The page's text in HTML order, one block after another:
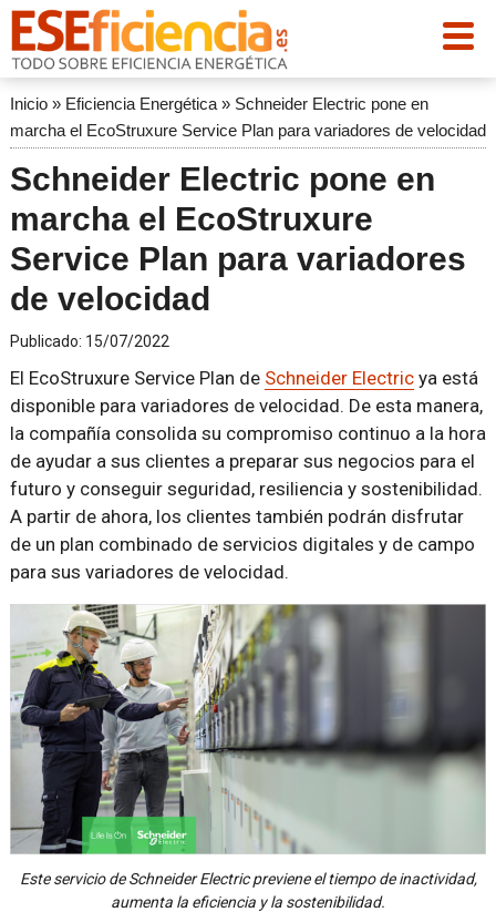
Inicio» Eficiencia Energética» Schneider Electric pone en
marcha el EcoStruxure Service Plan para variadores de velocidad
Schneider Electric pone en
marcha el EcoStruxure
Service Plan para variadores
de velocidad
Publicado: 15/07/2022
El EcoStruxure Service Plan de Schneider Electricya está
disponible para variadores de velocidad. De esta manera,
la compañía consolida su compromiso continuo a la hora
de ayudar a sus clientes a preparar sus negocios para el
futuro y conseguir seguridad, resiliencia y sostenibilidad.
A partir de ahora, los clientes también podrán disfrutar
de un plan combinado de servicios digitales y de campo
para sus variadores de velocidad.
Este servicio de Schneider Electric previene el tiempo de inactividad,
aumenta la eficiencia y la sostenibilidad.